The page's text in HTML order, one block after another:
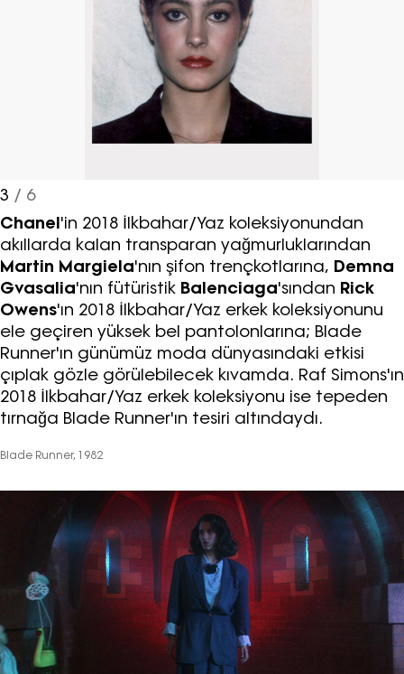
3 / 6
Chanel 'in 2018 İlkbahar/Yaz koleksiyonundan
akıllarda kalan transparan yağmurluklarından
Martin Margiela'nın şifon trençkotlarına, Demna
Gvasalia'nın fütüristik Balenciaga'sından Rick
Owens'ın 2018 İlkbahar/Yaz erkek koleksiyonunu
ele geçiren yüksek bel pantolonlarına; Blade
Runner'ın günümüz moda dünyasındaki etkisi
çıplak gözle görülebilecek kıvamda. Raf Simons'ın
2018 İlkbahar/Yaz erkek koleksiyonu ise tepeden
tırnağa Blade Runner'ın tesiri altındaydı.
Blade Runner, 1982